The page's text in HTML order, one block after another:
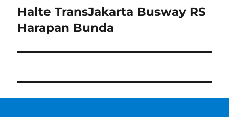
Next
post:
Halte TransJakarta Busway RS
Harapan Bunda